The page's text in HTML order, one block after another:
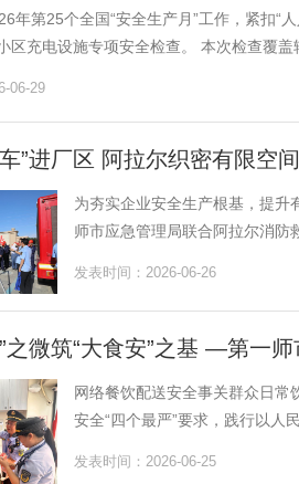
年第25个全国“安全生产月”工作，紧扣
区充电设施专项安全检查。 本次检查覆
06-29
”进厂区 阿拉尔织密有限空
为夯实企业安全生产根基，提升
师市应急管理局联合阿拉尔消防
发表时间：2026-06-26
之微筑“大食安”之基 —第一
网络餐饮配送安全事关群众日
安全“四个最严”要求，践行以人
发表时间：2026-06-25